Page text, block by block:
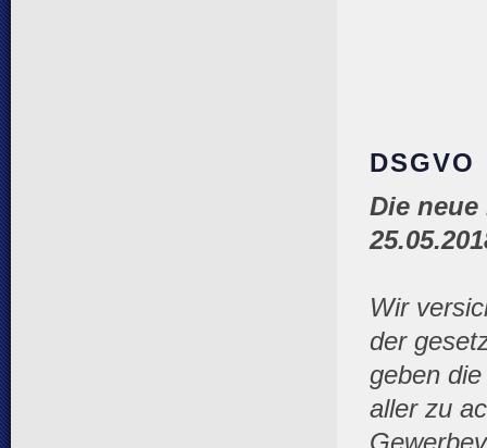
DSGVO
Die
Wir
der
geben
aller zu